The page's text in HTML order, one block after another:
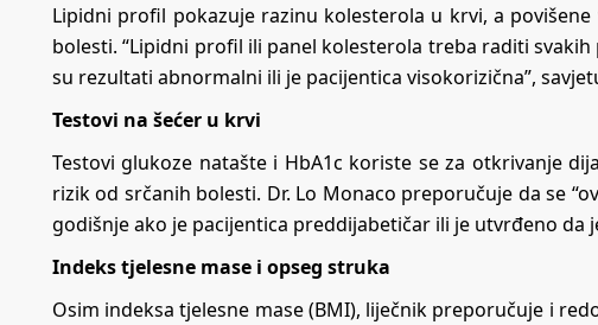
Lipidni profil pokazuje razinu kolesterola u krvi, a
bolesti. “Lipidni profil ili panel kolesterola treba raditi
su rezultati abnormalni ili je pacijentica visokorizična”,
Testovi na šećer u krvi
Testovi glukoze natašte i HbA1c koriste se za otkrivanje
rizik od srčanih bolesti. Dr. Lo Monaco preporučuje da se
godišnje ako je pacijentica preddijabetičar ili je utvrđeno da
Indeks tjelesne mase i opseg struka
Osim indeksa tjelesne mase (BMI), liječnik preporučuje i